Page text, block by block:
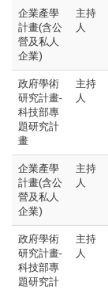
企業產學
計畫(含公
營及私人
企業)
主持
人
政府學術
研究計畫-
科技部專
題研究計
畫
主持
人
企業產學
計畫(含公
營及私人
企業)
主持
人
政府學術
研究計畫-
科技部專
題研究計
主持
人